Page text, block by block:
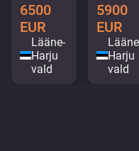
6500
EUR
Lääne-
Harju
vald
5900
EUR
Harju
vald